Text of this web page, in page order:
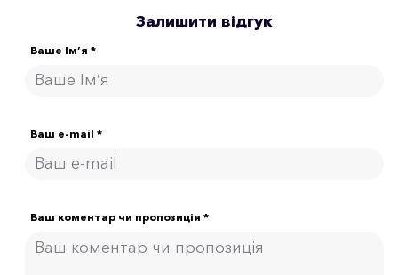
Залишити відгук
Ваше Ім’я *
Ваш e-mail *
Ваш коментар чи пропозиція *